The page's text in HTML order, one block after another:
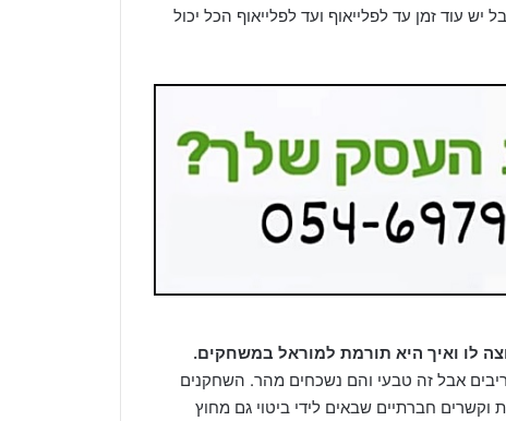
יש עוד זמן עד לפלייאוף ועד לפלייאוף הכל יכול
לו ואיך היא תורמת למוראל במשחקים.
אבל זה טבעי והם נשכחים מהר. השחקנים
חברתיים שבאים לידי ביטוי גם מחוץ